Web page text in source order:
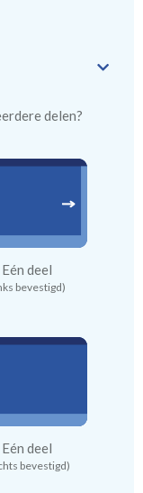
delen?
Eén deel
bevestigd)
Eén deel
bevestigd)